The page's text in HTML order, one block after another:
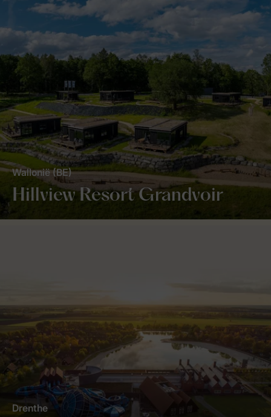
Hillview Resort Grandvoir
Wallonië (BE)
Drenthe